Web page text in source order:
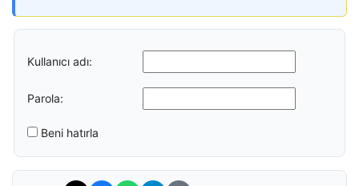
Kullanıcı adı:
Parola:
Beni hatırla